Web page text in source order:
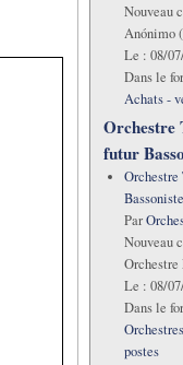
Nouveau
Anónimo
Le : 08/
Dans le
Achats -
Orchestre
futur
Orchestre
Par
Nouveau
Orchestre
Le : 08/
Dans le
postes